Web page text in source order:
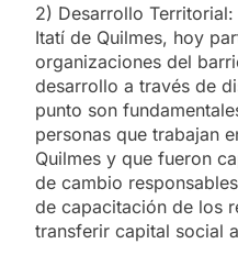
2) Desarrollo
Itatí de Quilmes, hoy
organizaciones del
desarrollo a través de
punto son
personas que trabajan
Quilmes y que fueron
de cambio
de capacitación de los
transferir capital social